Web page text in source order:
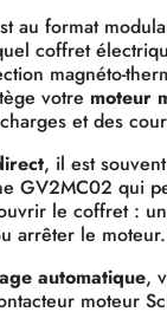
au format
coffret
magnéto-
votre moteur
et des
, il est
GV2MC02 qui
le coffret :
arrêter le moteur.
automatique,
moteur